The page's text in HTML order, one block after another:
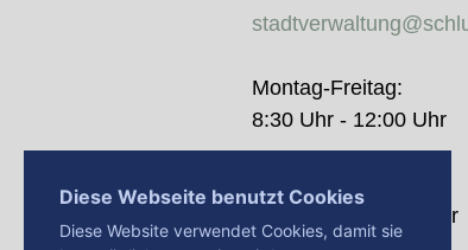
Montag-Freitag:
8:30 Uhr - 12:00 Uhr
Donnerstag:
14:00 Uhr - 18:00 Uhr
Diese Webseite benutzt Cookies
Diese Website verwendet Cookies, damit sie